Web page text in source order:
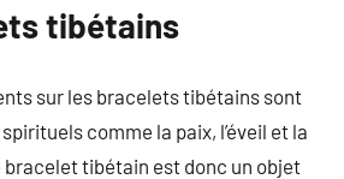
tibétains
sur les bracelets tibétains sont
comme la paix, l’éveil et la
tibétain est donc un objet